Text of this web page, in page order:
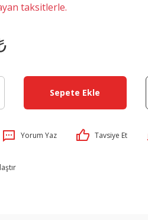
taksitlerle.
Sepete Ekle
Yorum Yaz Tavsiye Et